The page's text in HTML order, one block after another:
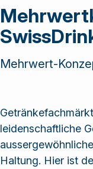
Point of Sales
Media
Gamification
Kundenbindung
Zentrale
INSIDE –
Mehrwert-
leidenschaftliche
Haltung. Hier ist